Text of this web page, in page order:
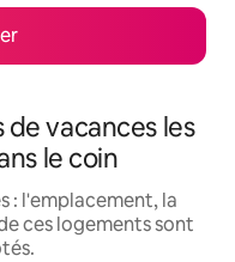
de vacances les
le coin
: l'emplacement, la
ces logements sont